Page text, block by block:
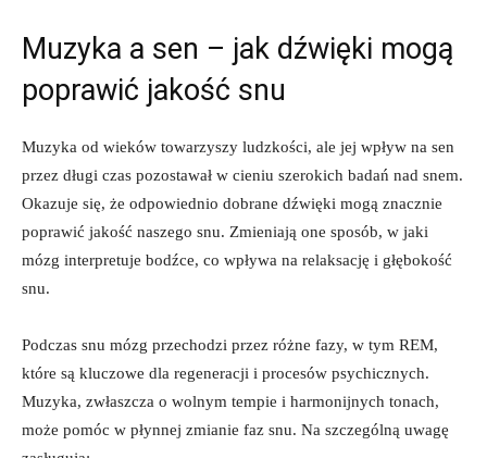
Muzyka a sen – jak dźwięki mogą
poprawić jakość snu
Muzyka od wieków towarzyszy ludzkości, ale jej wpływ na sen
przez długi czas pozostawał w cieniu szerokich badań nad snem.
Okazuje się, że odpowiednio dobrane dźwięki mogą znacznie
poprawić jakość naszego snu. Zmieniają one sposób, w jaki
mózg interpretuje bodźce, co wpływa na relaksację i głębokość
snu.
Podczas snu mózg przechodzi przez różne fazy, w tym REM,
które są kluczowe dla regeneracji i procesów psychicznych.
Muzyka, zwłaszcza o wolnym tempie i harmonijnych tonach,
może pomóc w płynnej zmianie faz snu. Na szczególną uwagę